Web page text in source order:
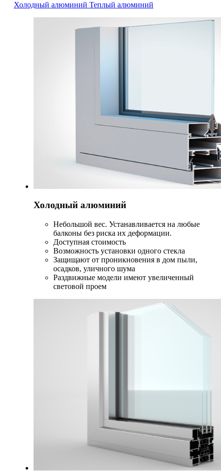
Холодный алюминий Теплый алюминий
Холодный алюминий
Небольшой вес. Устанавливается на любые
балконы без риска их деформации.
Доступная стоимость
Возможность установки одного стекла
Защищают от проникновения в дом пыли,
осадков, уличного шума
Раздвижные модели имеют увеличенный
световой проем